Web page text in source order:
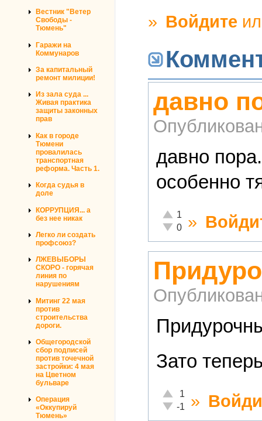
Вестник "Ветер
Свободы -
Тюмень"
Гаражи на
Коммунаров
За капитальный
ремонт милиции!
Из зала суда ...
Живая практика
защиты законных
прав
Как в городе
Тюмени
провалилась
транспортная
реформа. Часть 1.
Когда судья в
доле
КОРРУПЦИЯ... а
без нее никак
Легко ли создать
профсоюз?
ЛЖЕВЫБОРЫ
СКОРО - горячая
линия по
нарушениям
Митинг 22 мая
против
строительства
дороги.
Общегородской
сбор подписей
против точечной
застройки: 4 мая
на Цветном
бульваре
Операция
«Оккупируй
Тюмень»
» Войдите
давно
давно
особенно
Отлично!
1
Неадекватно!
0 »
Зато
Отлично!
1
Неадекватно!
-1 »